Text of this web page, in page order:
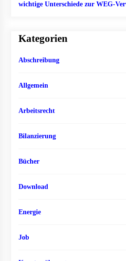
wichtige Unterschiede zur WEG-
Kategorien
Abschreibung
Allgemein
Arbeitsrecht
Bilanzierung
Bücher
Download
Energie
Job